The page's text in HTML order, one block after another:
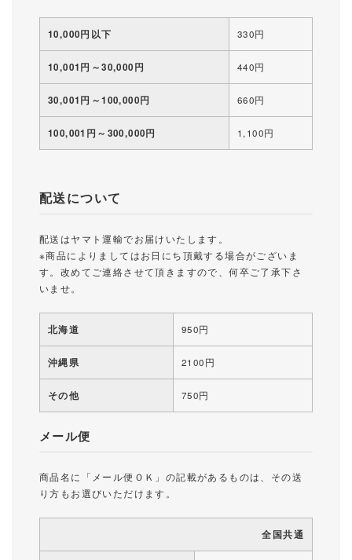
10,000円以下 330円
10,001円～30,000円 440円
30,001円～100,000円 660円
100,001円～300,000円 1,100円
配送について
配送はヤマト運輸でお届けいたします。
※商品によりましてはお日にち頂戴する場合がございま
す。改めてご連絡させて頂きますので、何卒ご了承下さ
いませ。
北海道 950円
沖縄県 2100円
その他 750円
メール便
商品名に「メール便ＯＫ」の記載があるものは、その送
り方もお選びいただけます。
全国共通